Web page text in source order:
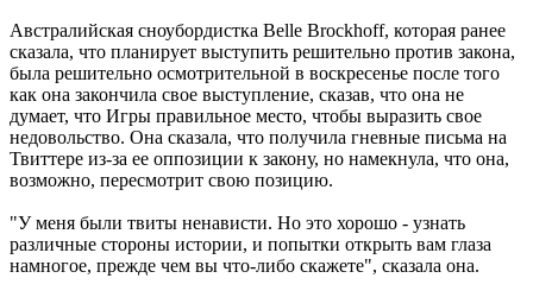
Австралийская сноубордистка Belle Brockhoff, которая ранее
сказала, что планирует выступить решительно против закона,
была решительно осмотрительной в воскресенье после того
как она закончила свое выступление, сказав, что она не
думает, что Игры правильное место, чтобы выразить свое
недовольство. Она сказала, что получила гневные письма на
Твиттере из-за ее оппозиции к закону, но намекнула, что она,
возможно, пересмотрит свою позицию.
"У меня были твиты ненависти. Но это хорошо - узнать
различные стороны истории, и попытки открыть вам глаза
намногое, прежде чем вы что-либо скажете", сказала она.